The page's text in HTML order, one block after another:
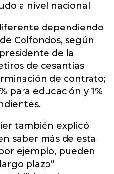
a nivel nacional.
dependiendo
Colfondos, según
de la
de cesantías
de contrato;
para educación y 1%
también explicó
saber más de esta
ejemplo, pueden
plazo”